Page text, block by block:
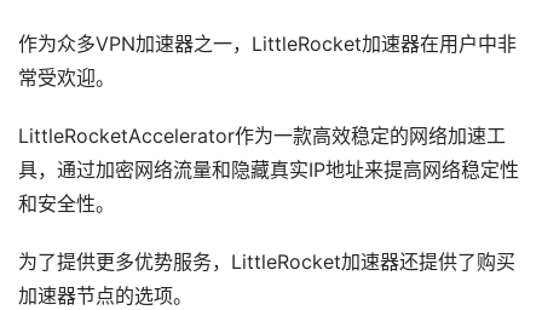
作为众多VPN加速器之一，LittleRocket加速器在用户中非
常受欢迎。
LittleRocketAccelerator作为一款高效稳定的网络加速工
具，通过加密网络流量和隐藏真实IP地址来提高网络稳定性
和安全性。
为了提供更多优势服务，LittleRocket加速器还提供了购买
加速器节点的选项。